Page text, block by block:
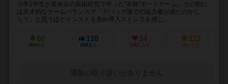
小学1年生が夏休みの自由研究で作った“本格”ボードゲーム。その割に
は天才的なゲームバランスで「デバッグ面での協力者が居たのかし
ら？」と思うほどインストを含め導入ストレスを感じ...
60
興味あり
110
経験あり
24
お気に入り
122
持ってる